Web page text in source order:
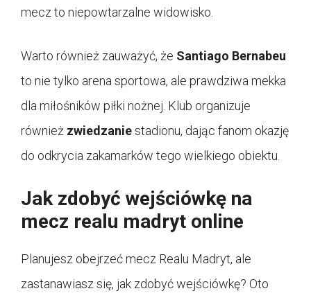
mecz to niepowtarzalne widowisko.
Warto również zauważyć, że Santiago Bernabeu
to nie tylko arena sportowa, ale prawdziwa mekka
dla miłośników piłki nożnej. Klub organizuje
również zwiedzaniestadionu, dając fanom okazję
do odkrycia zakamarków tego wielkiego obiektu.
Jak zdobyć wejściówkę na
mecz realu madryt online
Planujesz obejrzeć mecz Realu Madryt, ale
zastanawiasz się, jak zdobyć wejściówkę? Oto